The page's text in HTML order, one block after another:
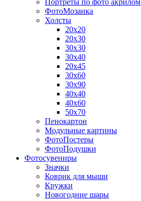
ФотоМозаика
Холсты
20х20
20х30
30х30
30х40
20х45
30х60
30х90
40х40
40х60
50х70
Пенокартон
Модульные картины
ФотоПостеры
ФотоПодушки
Фотоcувениры
Значки
Коврик для мыши
Кружки
Новогодние шары